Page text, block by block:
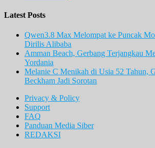
Latest Posts
Qwen3.8 Max Melompat ke Puncak
Dirilis Alibaba
Amman Beach, Gerbang Terjangkau
Yordania
Melanie C Menikah di Usia 52 Tahun,
Beckham Jadi Sorotan
Privacy & Policy
Support
FAQ
Panduan Media Siber
REDAKSI